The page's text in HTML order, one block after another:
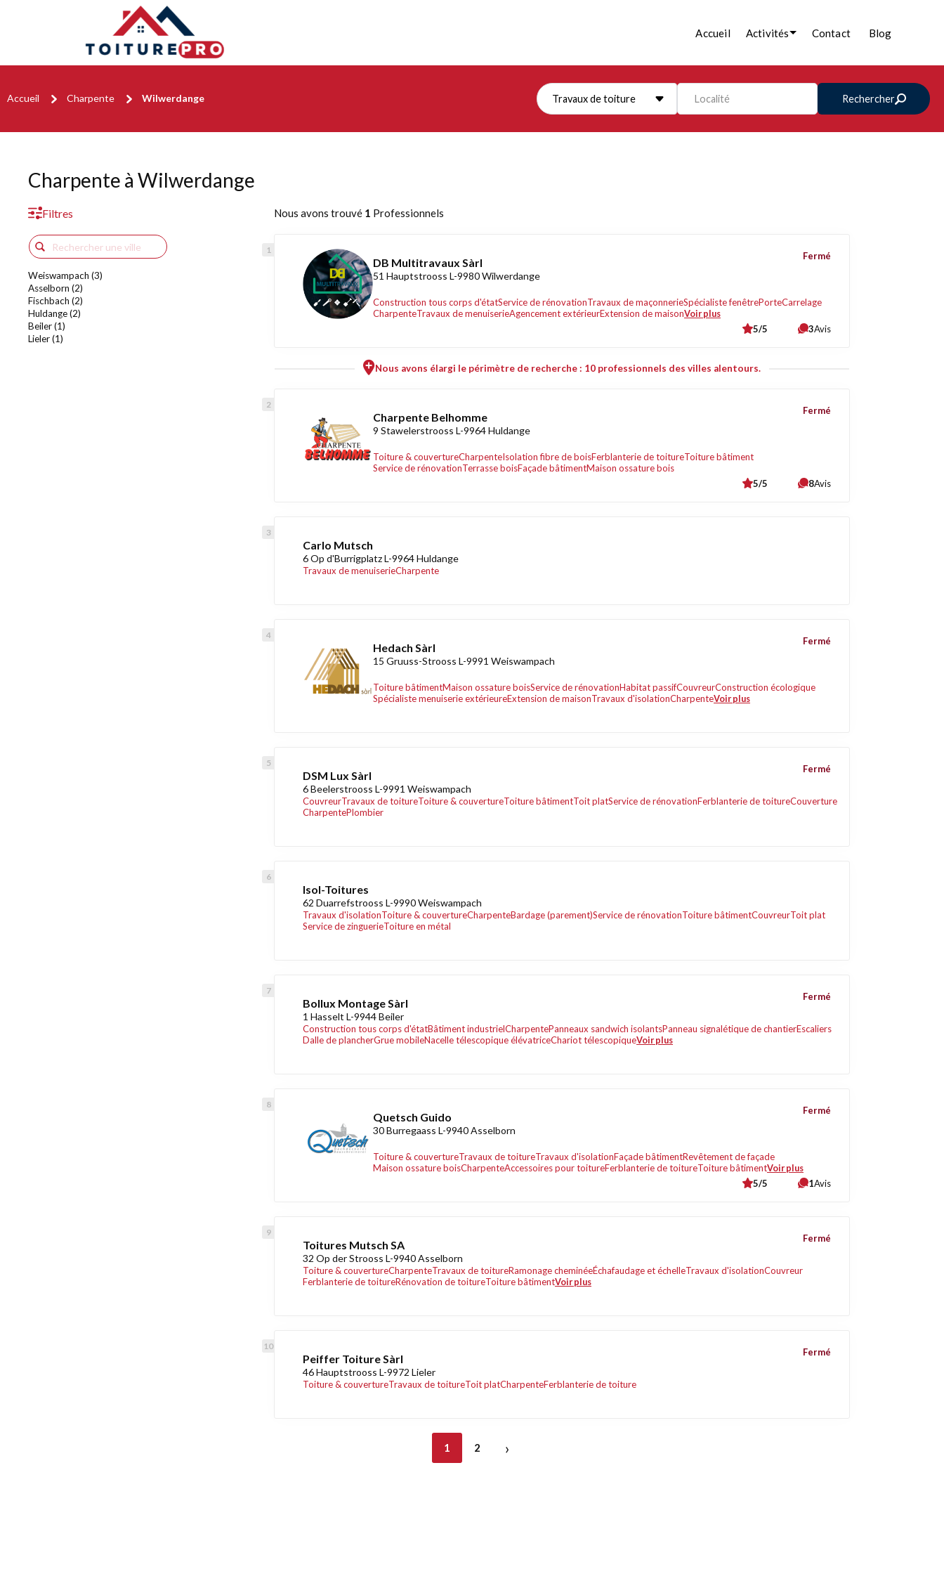
Accueil Activités Contact Blog
Accueil Charpente Wilwerdange Travaux de toiture Localité Rechercher
Charpente à Wilwerdange
Filtres
Weiswampach (3)
Asselborn (2)
Fischbach (2)
Huldange (2)
Beiler (1)
Lieler (1)
Nous avons trouvé 1 Professionnels
DB Multitravaux Sàrl
51 Hauptstrooss L-9980 Wilwerdange
Construction tous corps d'étatService de rénovationTravaux de maçonnerieSpécialiste fenêtrePorteCarrelage
CharpenteTravaux de menuiserieAgencement extérieurExtension de maisonVoir plus
Fermé
5/5 3Avis
Nous avons élargi le périmètre de recherche : 10 professionnels des villes alentours.
Charpente Belhomme
9 Stawelerstrooss L-9964 Huldange
Toiture & couvertureCharpenteIsolation fibre de boisFerblanterie de toitureToiture bâtiment
Service de rénovationTerrasse boisFaçade bâtimentMaison ossature bois
Fermé
5/5 8Avis
Carlo Mutsch
6 Op d'Burrigplatz L-9964 Huldange
Travaux de menuiserieCharpente
Hedach Sàrl
15 Gruuss-Strooss L-9991 Weiswampach
Toiture bâtimentMaison ossature boisService de rénovationHabitat passifCouvreurConstruction écologique
Spécialiste menuiserie extérieureExtension de maisonTravaux d'isolationCharpenteVoir plus
Fermé
DSM Lux Sàrl
6 Beelerstrooss L-9991 Weiswampach
CouvreurTravaux de toitureToiture & couvertureToiture bâtimentToit platService de rénovationFerblanterie de toitureCouverture
CharpentePlombier
Fermé
Isol-Toitures
62 Duarrefstrooss L-9990 Weiswampach
Travaux d'isolationToiture & couvertureCharpenteBardage (parement)Service de rénovationToiture bâtimentCouvreurToit plat
Service de zinguerieToiture en métal
Bollux Montage Sàrl
1 Hasselt L-9944 Beiler
Construction tous corps d'étatBâtiment industrielCharpentePanneaux sandwich isolantsPanneau signalétique de chantierEscaliers
Dalle de plancherGrue mobileNacelle télescopique élévatriceChariot télescopiqueVoir plus
Fermé
Quetsch Guido
30 Burregaass L-9940 Asselborn
Toiture & couvertureTravaux de toitureTravaux d'isolationFaçade bâtimentRevêtement de façade
Maison ossature boisCharpenteAccessoires pour toitureFerblanterie de toitureToiture bâtimentVoir plus
Fermé
5/5 1Avis
Toitures Mutsch SA
32 Op der Strooss L-9940 Asselborn
Toiture & couvertureCharpenteTravaux de toitureRamonage cheminéeÉchafaudage et échelleTravaux d'isolationCouvreur
Ferblanterie de toitureRénovation de toitureToiture bâtimentVoir plus
Fermé
Peiffer Toiture Sàrl
46 Hauptstrooss L-9972 Lieler
Toiture & couvertureTravaux de toitureToit platCharpenteFerblanterie de toiture
Fermé
1 2 ›